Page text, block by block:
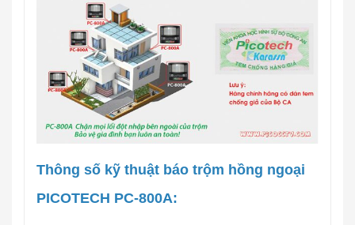
Thông số kỹ thuật báo trộm hồng ngoại
PICOTECH PC-800A: